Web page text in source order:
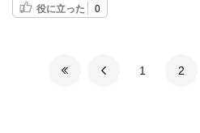
役に立った 0
​1 ​2